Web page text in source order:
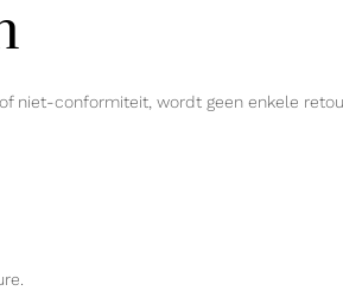
niet-conformiteit, wordt geen enkele